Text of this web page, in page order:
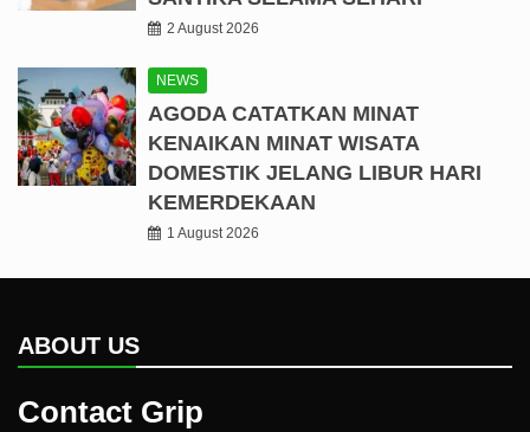
2 August 2026
NEWS
AGODA CATATKAN MINAT
KENAIKAN MINAT WISATA
DOMESTIK JELANG LIBUR HARI
KEMERDEKAAN
1 August 2026
ABOUT US
Contact Grip